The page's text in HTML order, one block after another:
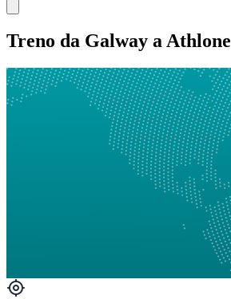
Treno da Galway a Athlone